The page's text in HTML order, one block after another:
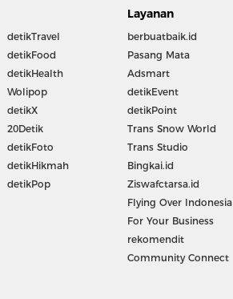
detikTravel
detikFood
detikHealth
Wolipop
detikX
20Detik
detikFoto
detikHikmah
detikPop
Layanan
berbuatbaik.id
Pasang Mata
Adsmart
detikEvent
detikPoint
Trans Snow World
Trans Studio
Bingkai.id
Ziswafctarsa.id
Flying Over Indonesia
For Your Business
rekomendit
Community Connect